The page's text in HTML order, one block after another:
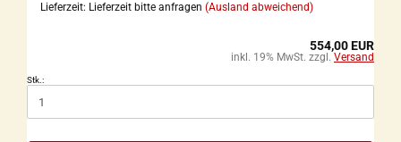
Lieferzeit: Lieferzeit bitte anfragen (Ausland abweichend)
554,00 EUR
inkl. 19% MwSt. zzgl. Versand
Stk.: